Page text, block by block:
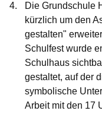
Die Grundschule
kürzlich um den
gestalten"
Schulfest wurde
Schulhaus
gestaltet, auf der
symbolische
Arbeit mit den 17